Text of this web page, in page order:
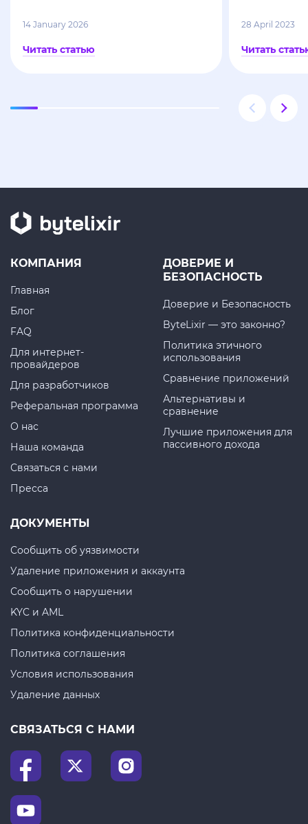
14 January 2026
Читать статью
28 April 2023
Читать
КОМПАНИЯ
Главная
Блог
FAQ
Для интернет-
провайдеров
Для разработчиков
Реферальная программа
О нас
Наша команда
Связаться с нами
Пресса
ДОВЕРИЕ И
БЕЗОПАСНОСТЬ
Доверие и Безопасность
ByteLixir — это законно?
Политика этичного
использования
Сравнение приложений
Альтернативы и
сравнение
Лучшие приложения для
пассивного дохода
ДОКУМЕНТЫ
Сообщить об уязвимости
Удаление приложения и аккаунта
Сообщить о нарушении
KYC и AML
Политика конфиденциальности
Политика соглашения
Условия использования
Удаление данных
СВЯЗАТЬСЯ С НАМИ